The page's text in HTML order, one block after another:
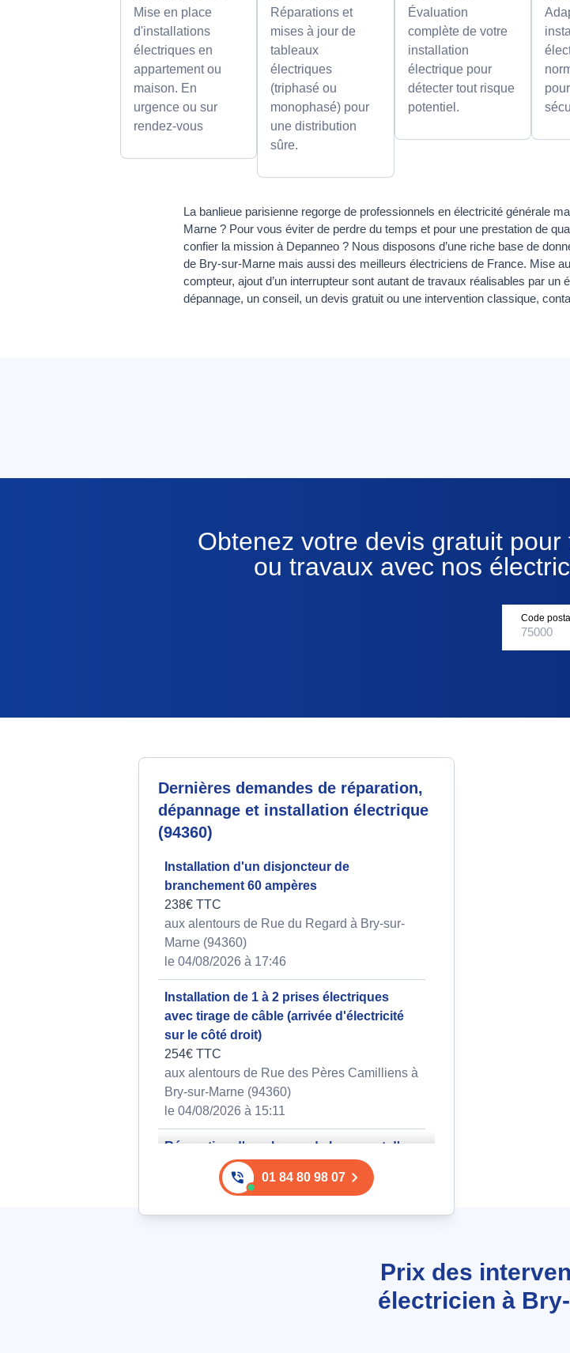
Mise en place
d'installations
électriques en
appartement ou
maison. En
urgence ou sur
rendez-vous
Réparations et
mises à jour de
tableaux
électriques
(triphasé ou
monophasé) pour
une distribution
sûre.
Évaluation
complète de votre
installation
électrique pour
détecter tout risque
potentiel.
La banlieue parisienne regorge de professionnels en électricité générale
Marne ? Pour vous éviter de perdre du temps et pour une prestation de
confier la mission à Depanneo ? Nous disposons d’une riche base de
de Bry-sur-Marne mais aussi des meilleurs électriciens de France. Mise
compteur, ajout d’un interrupteur sont autant de travaux réalisables par
dépannage, un conseil, un devis gratuit ou une intervention classique,
Obtenez votre devis gratuit
ou travaux avec nos
Code
Dernières demandes de réparation,
dépannage et installation électrique
(94360)
Installation d'un disjoncteur de
branchement 60 ampères
238€ TTC
aux alentours de Rue du Regard à Bry-sur-
Marne (94360)
le 04/08/2026 à 17:46
Installation de 1 à 2 prises électriques
avec tirage de câble (arrivée d'électricité
sur le côté droit)
254€ TTC
aux alentours de Rue des Pères Camilliens à
Bry-sur-Marne (94360)
le 04/08/2026 à 15:11
Réparation d'une lampe de bureau et d'un
halogène traditionnel dysfonctionnant
169€ TTC
Installation de prise téléphonique dans
appartement sans prise existante, câbles
01 84 80 98 07
Prix des
électricien à